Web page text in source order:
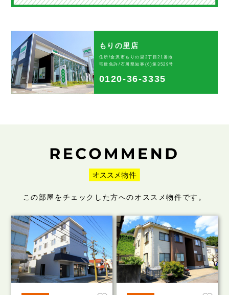
もりの里店
住所/金沢市もりの里2丁目21番地
宅建免許/石川県知事(6)第3529号
0120-36-3335
この部屋をチェックした方へのオススメ物件です。